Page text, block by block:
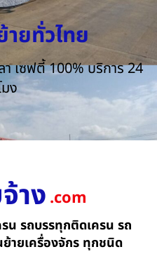
ยทั่วไทย
เซฟตี้ 100% บริการ 24
ง
าง .com
รน รถบรรทุกติดเครน รถ
ายเครื่องจักร ทุกชนิด